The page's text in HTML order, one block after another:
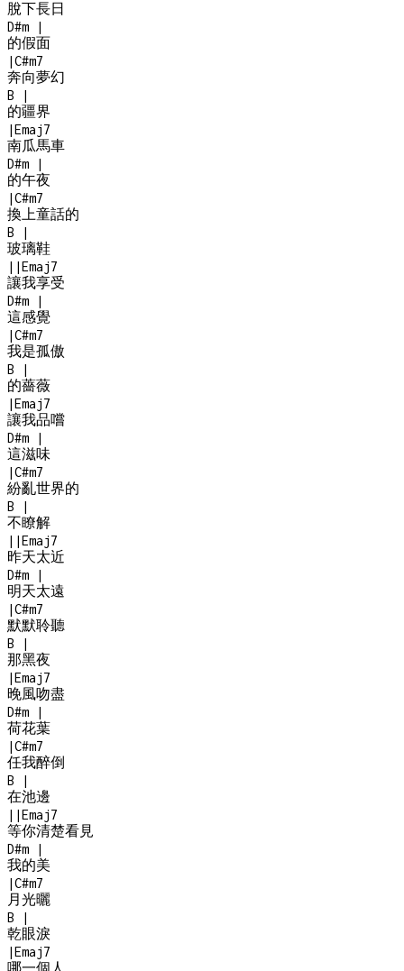
脫下長日
D#m
|
的假面
|C#m7
奔向夢幻
B
|
的疆界
|Emaj7
南瓜馬車
D#m
|
的午夜
|C#m7
換上童話的
B
|
玻璃鞋
| |Emaj7
讓我享受
D#m
|
這感覺
|C#m7
我是孤傲
B
|
的薔薇
|Emaj7
讓我品嚐
D#m
|
這滋味
|C#m7
紛亂世界的
B
|
不瞭解
| |Emaj7
昨天太近
D#m
|
明天太遠
|C#m7
默默聆聽
B
|
那黑夜
|Emaj7
晚風吻盡
D#m
|
荷花葉
|C#m7
任我醉倒
B
|
在池邊
| |Emaj7
等你清楚看見
D#m
|
我的美
|C#m7
月光曬
B
|
乾眼淚
|Emaj7